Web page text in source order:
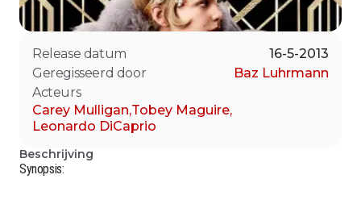
Release datum
16-5-2013
Geregisseerd door
Baz Luhrmann
Acteurs
Carey Mulligan,Tobey Maguire,
Leonardo DiCaprio
Beschrijving
Synopsis: